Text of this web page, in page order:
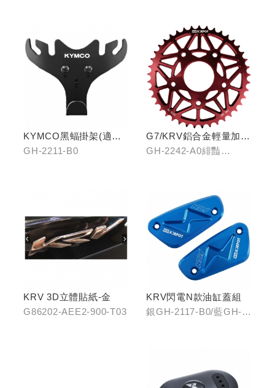
KYMCO黑蝠掛架(適用
原車可收折掛
GH-2211-B0
G7/KRV鋁合金輕量加大
齒盤40T
GH-2242-A0緋豔
KRV 3D立體貼紙-金
G86202-AEE2-900-T03
KRV閃電N款油缸蓋組
銀GH-2117-B0/藍GH-